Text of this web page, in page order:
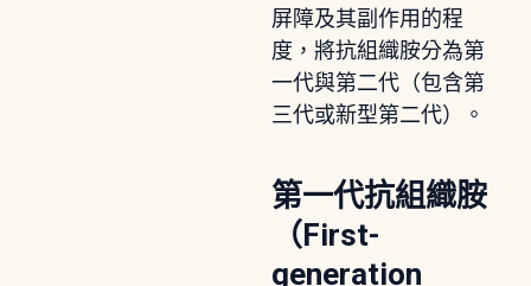
屏障及其副作用的程
度，將抗組織胺分為第
一代與第二代（包含第
三代或新型第二代）。
第一代抗組織胺
（First-
generation